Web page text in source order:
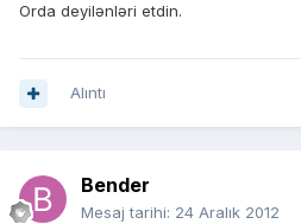
Orda deyilənləri etdin.
Alıntı
Bender
Mesaj tarihi: 24 Aralık 2012